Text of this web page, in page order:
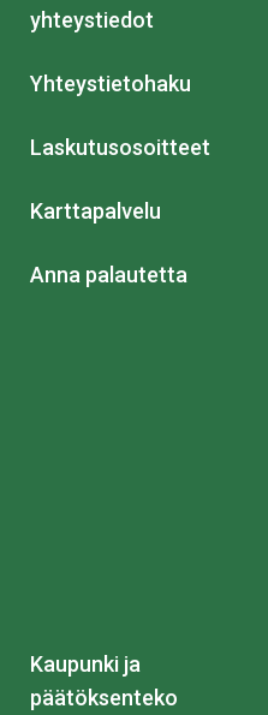
yhteystiedot
Yhteystietohaku
Laskutusosoitteet
Karttapalvelu
Anna palautetta
Kaupunki ja
päätöksenteko